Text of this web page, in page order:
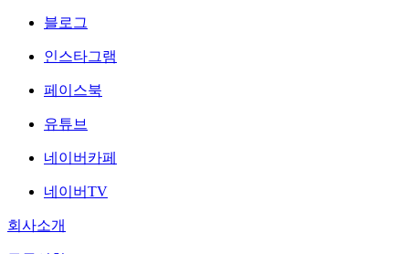
블로그
인스타그램
페이스북
유튜브
네이버카페
네이버TV
회사소개